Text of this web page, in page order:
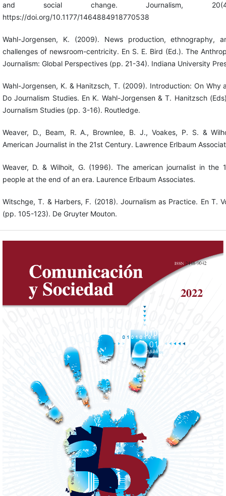
and social change. Journalism,
https://doi.org/10.1177/1464884918770538
Wahl-Jorgensen, K. (2009). News production, ethnography,
challenges of newsroom-centricity. En S. E. Bird (Ed.). The
Journalism: Global Perspectives (pp. 21-34). Indiana University
Wahl-Jorgensen, K. & Hanitzsch, T. (2009). Introduction: On Why
Do Journalism Studies. En K. Wahl-Jorgensen & T. Hanitzsch
Journalism Studies (pp. 3-16). Routledge.
Weaver, D., Beam, R. A., Brownlee, B. J., Voakes, P. S. &
American Journalist in the 21st Century. Lawrence Erlbaum
Weaver, D. & Wilhoit, G. (1996). The american journalist in the
people at the end of an era. Laurence Erlbaum Associates.
Witschge, T. & Harbers, F. (2018). Journalism as Practice. En T.
(pp. 105-123). De Gruyter Mouton.